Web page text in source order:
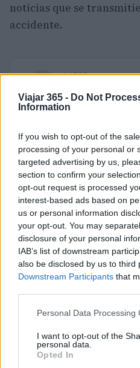
Viajar 365 - Do Not
Information
If you wish to opt-out of the
processing of your personal or
targeted advertising by us,
section to confirm your
opt-out request is processed
interest-based ads based on
us or personal information
your opt-out. You may
disclosure of your personal
IAB’s list of downstream
also be disclosed by us to third
Downstream Participants that
Please note that this website/
not limited to your visit or
grant or deny consent to
use your data for below
Personal Data Processing
I want to opt-out of the
personal data.
Opted In
noticias que se
accidente.
AUTOR